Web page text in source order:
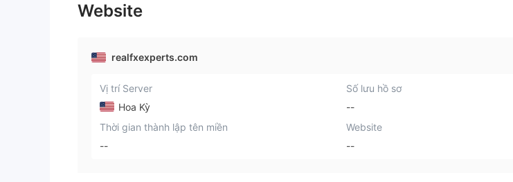
Website
realfxexperts.com
Vị trí Server
Hoa Kỳ
Số lưu hồ sơ
--
Thời gian thành lập tên miền
--
Website
--